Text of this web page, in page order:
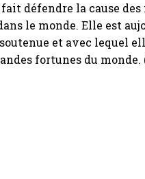
défendre la cause
le monde. Elle est
et avec lequel
fortunes du monde.